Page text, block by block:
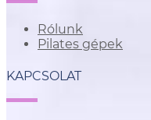
Rólunk
Pilates gépek
KAPCSOLAT